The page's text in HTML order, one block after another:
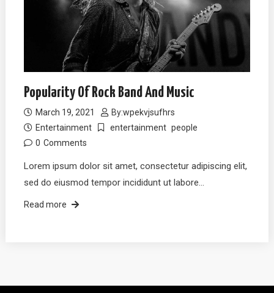
Popularity Of Rock Band And Music
March 19, 2021 By:wpekvjsufhrs
Entertainment
entertainment people
0 Comments
Lorem ipsum dolor sit amet, consectetur adipiscing elit,
sed do eiusmod tempor incididunt ut labore…
Read more